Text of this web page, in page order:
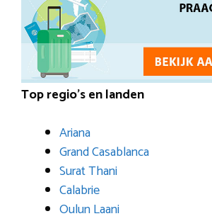
Top regio’s en landen
Ariana
Grand Casablanca
Surat Thani
Calabrie
Oulun Laani